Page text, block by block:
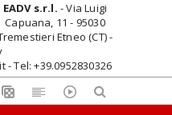
EADV s.r.l. - Via Luigi
Capuana, 11 - 95030
Etneo (CT) -
Tel: +39.0952830326